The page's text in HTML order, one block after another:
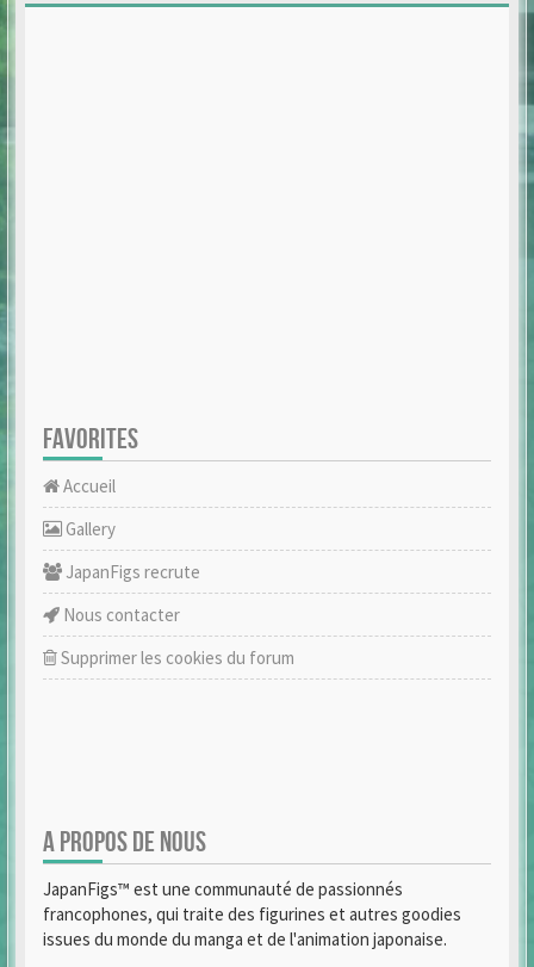
FAVORITES
Accueil
Gallery
JapanFigs recrute
Nous contacter
Supprimer les cookies du forum
A PROPOS DE NOUS
JapanFigs™ est une communauté de passionnés
francophones, qui traite des figurines et autres goodies
issues du monde du manga et de l'animation japonaise.